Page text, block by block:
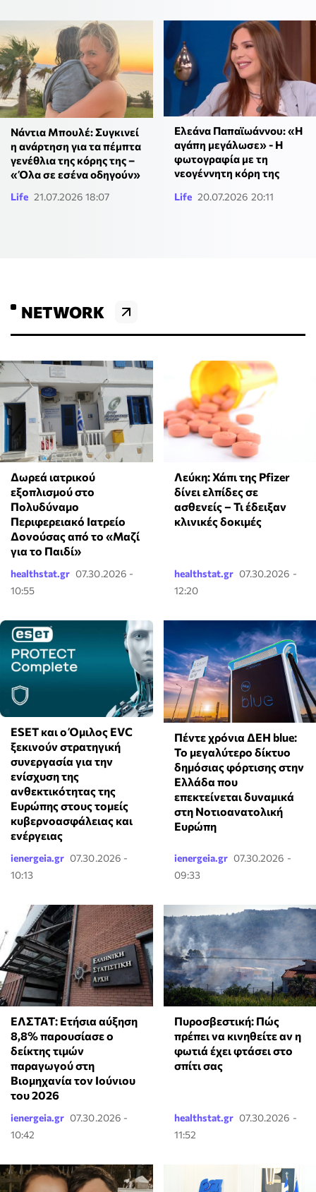
Νάντια Μπουλέ: Συγκινεί
η ανάρτηση για τα πέμπτα
γενέθλια της κόρης της –
«Όλα σε εσένα οδηγούν»
Life 21.07.2026 18:07
Ελεάνα Παπαϊωάννου: «Η
αγάπη μεγάλωσε» - Η
φωτογραφία με τη
νεογέννητη κόρη της
Life 20.07.2026 20:11
NETWORK
Δωρεά ιατρικού
εξοπλισμού στο
Πολυδύναμο
Περιφερειακό Ιατρείο
Δονούσας από το «Μαζί
για το Παιδί»
healthstat.gr 07.30.2026 -
10:55
Λεύκη: Χάπι της Pfizer
δίνει ελπίδες σε
ασθενείς – Τι έδειξαν
κλινικές δοκιμές
healthstat.gr 07.30.2026 -
12:20
ESET και ο Όμιλος EVC
ξεκινούν στρατηγική
συνεργασία για την
ενίσχυση της
ανθεκτικότητας της
Ευρώπης στους τομείς
κυβερνοασφάλειας και
ενέργειας
ienergeia.gr 07.30.2026 -
10:13
Πέντε χρόνια ΔΕΗ blue:
Το μεγαλύτερο δίκτυο
δημόσιας φόρτισης στην
Ελλάδα που
επεκτείνεται δυναμικά
στη Νοτιοανατολική
Ευρώπη
ienergeia.gr 07.30.2026 -
09:33
ΕΛΣΤΑΤ: Ετήσια αύξηση
8,8% παρουσίασε ο
δείκτης τιμών
παραγωγού στη
Βιομηχανία τον Ιούνιου
του 2026
ienergeia.gr 07.30.2026 -
10:42
Πυροσβεστική: Πώς
πρέπει να κινηθείτε αν η
φωτιά έχει φτάσει στο
σπίτι σας
healthstat.gr 07.30.2026 -
11:52